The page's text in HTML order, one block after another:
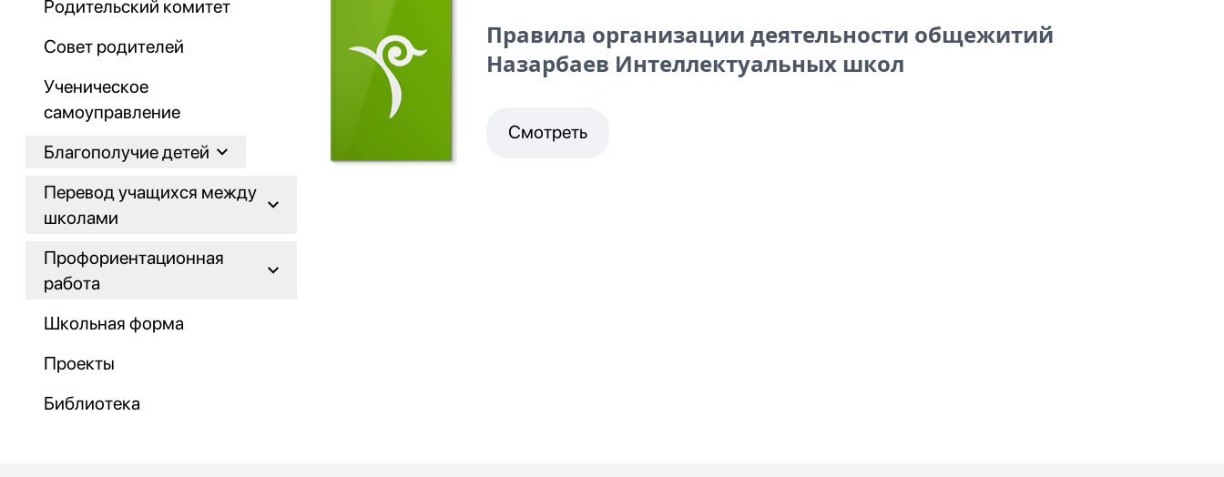
Родительский комитет
Совет родителей
Ученическое
самоуправление
Благополучие детей
Перевод учащихся между
школами
Профориентационная
работа
Школьная форма
Проекты
Библиотека
Правила организации деятельности общежитий
Назарбаев Интеллектуальных школ
Смотреть